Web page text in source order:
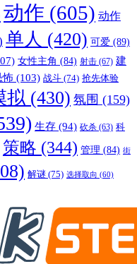
动作 (605) 动作
单人 (420) 可爱 (89)
女性主角 (84) 射击 (67) 建
怖 (103) 战斗 (74) 抢先体验
拟 (430) 氛围 (159)
生存 (94) 砍杀 (63) 科
策略 (344) 管理 (84) 街
解谜 (75) 选择取向 (60)